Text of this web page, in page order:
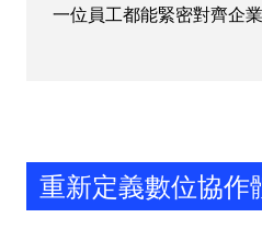
一位員工都能緊密對齊企業
重新定義數位協作